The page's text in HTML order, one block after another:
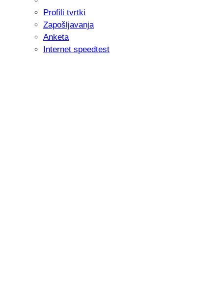
Profili tvrtki
Zapošljavanja
Anketa
Internet speedtest